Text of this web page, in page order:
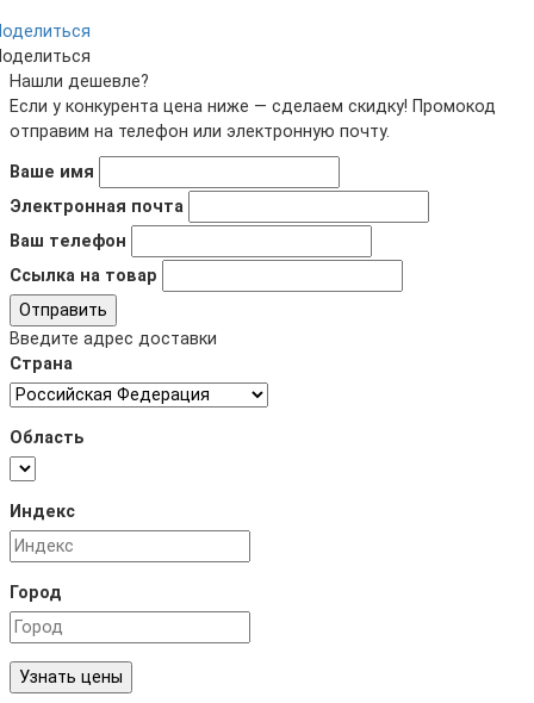
Нашли дешевле?
Если у конкурента цена ниже — сделаем скидку! Промокод
отправим на телефон или электронную почту.
Ваше имя
Электронная почта
Ваш телефон
Ссылка на товар
Отправить
Введите адрес доставки
Страна
Область
Индекс
Город
Узнать цены